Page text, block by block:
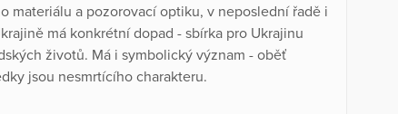
materiálu a pozorovací optiku, v neposlední řadě i
má konkrétní dopad - sbírka pro Ukrajinu
životů. Má i symbolický význam - oběť
jsou nesmrtícího charakteru.